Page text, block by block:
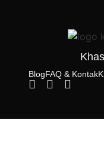
BlogFAQ & Kontak